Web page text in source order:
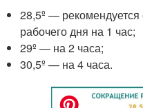
28,5º —
рабочего дня на 1 час;
29º — на 2 часа;
30,5º — на 4 часа.